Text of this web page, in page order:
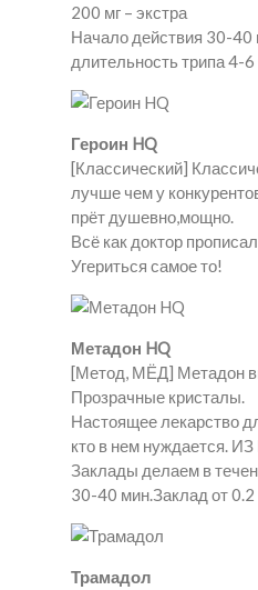
200 мг – экстра
Начало действия 30-40
длительность трипа 4-6
Героин HQ
[Классический]
лучше чем у
прёт душевно,мощно.
Всё как доктор
Угериться самое то!
Метадон HQ
[Метод, МЁД] Метадон
Прозрачные кристалы.
Настоящее лекарство
кто в нем нуждается.
Заклады делаем в
30-40 мин.Заклад от 0.2
Трамадол